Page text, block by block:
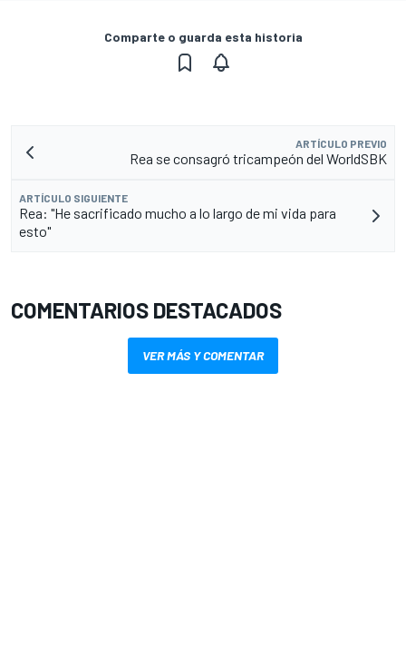
Comparte o guarda esta historia
ARTÍCULO PREVIO
Rea se consagró tricampeón del WorldSBK
ARTÍCULO SIGUIENTE
Rea: "He sacrificado mucho a lo largo de mi vida para
esto"
COMENTARIOS DESTACADOS
VER MÁS Y COMENTAR